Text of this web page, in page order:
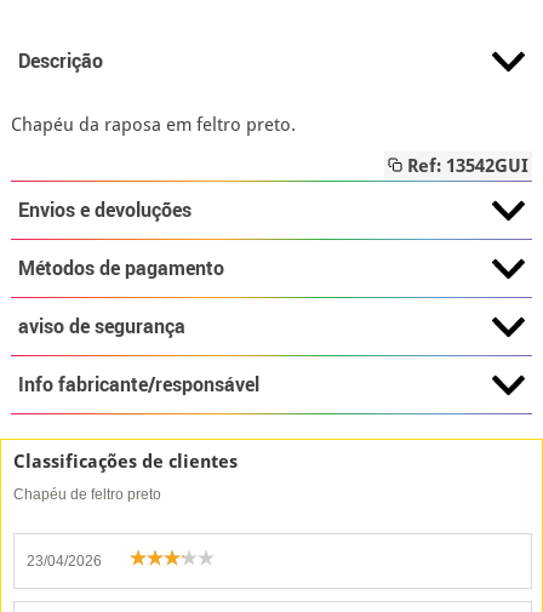
Descrição
Chapéu da raposa em feltro preto.
Ref: 13542GUI
Envios e devoluções
Métodos de pagamento
aviso de segurança
Info fabricante/responsável
Classificações de clientes
Chapéu de feltro preto
23/04/2026